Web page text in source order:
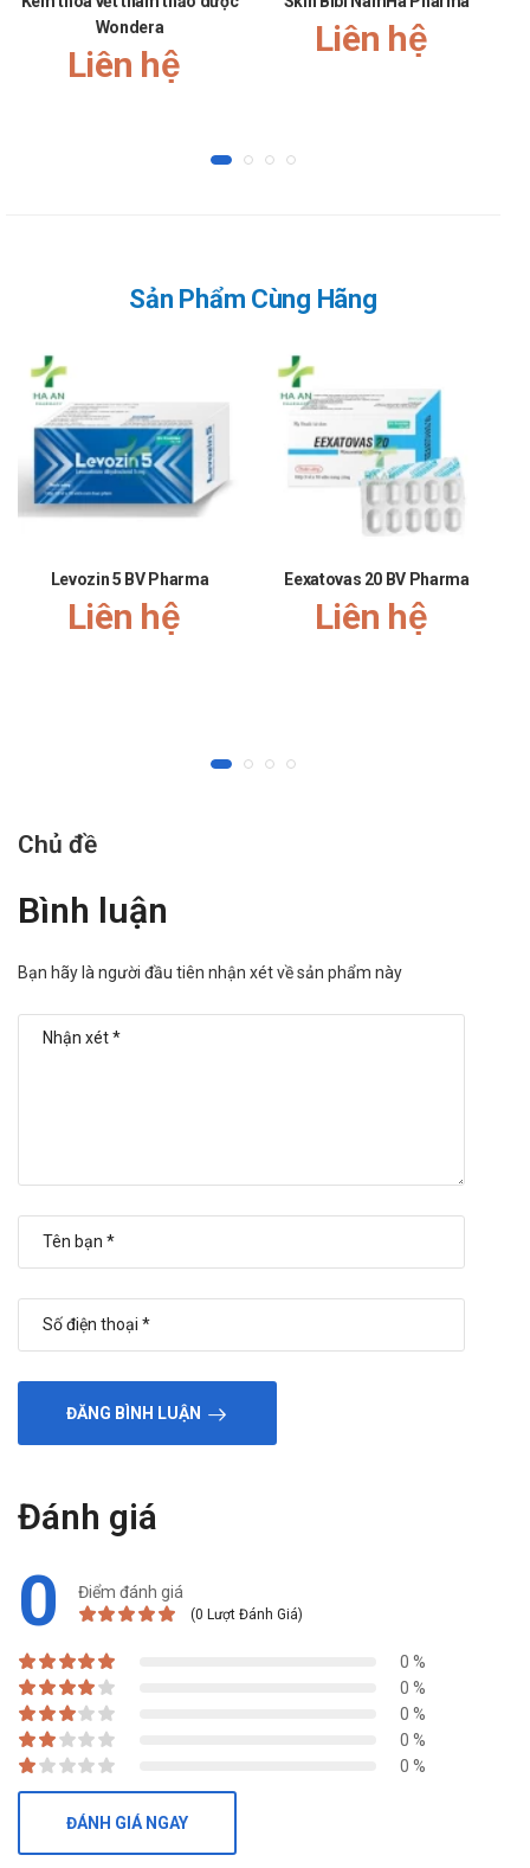
Wondera
Liên hệ
Liên hệ
Sản Phẩm Cùng Hãng
Levozin 5 BV Pharma
Liên hệ
Eexatovas 20 BV Pharma
Liên hệ
Chủ đề
Bình luận
Bạn hãy là người đầu tiên nhận xét về sản phẩm này
ĐĂNG BÌNH LUẬN
Đánh giá
0 Điểm đánh giá
(0 Lượt Đánh Giá)
0 %
0 %
0 %
0 %
0 %
ĐÁNH GIÁ NGAY